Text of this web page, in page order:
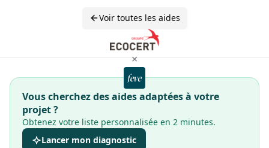
Voir toutes les aides
×
Vous cherchez des aides adaptées à votre
projet ?
Obtenez votre liste personnalisée en 2 minutes.
Lancer mon diagnostic